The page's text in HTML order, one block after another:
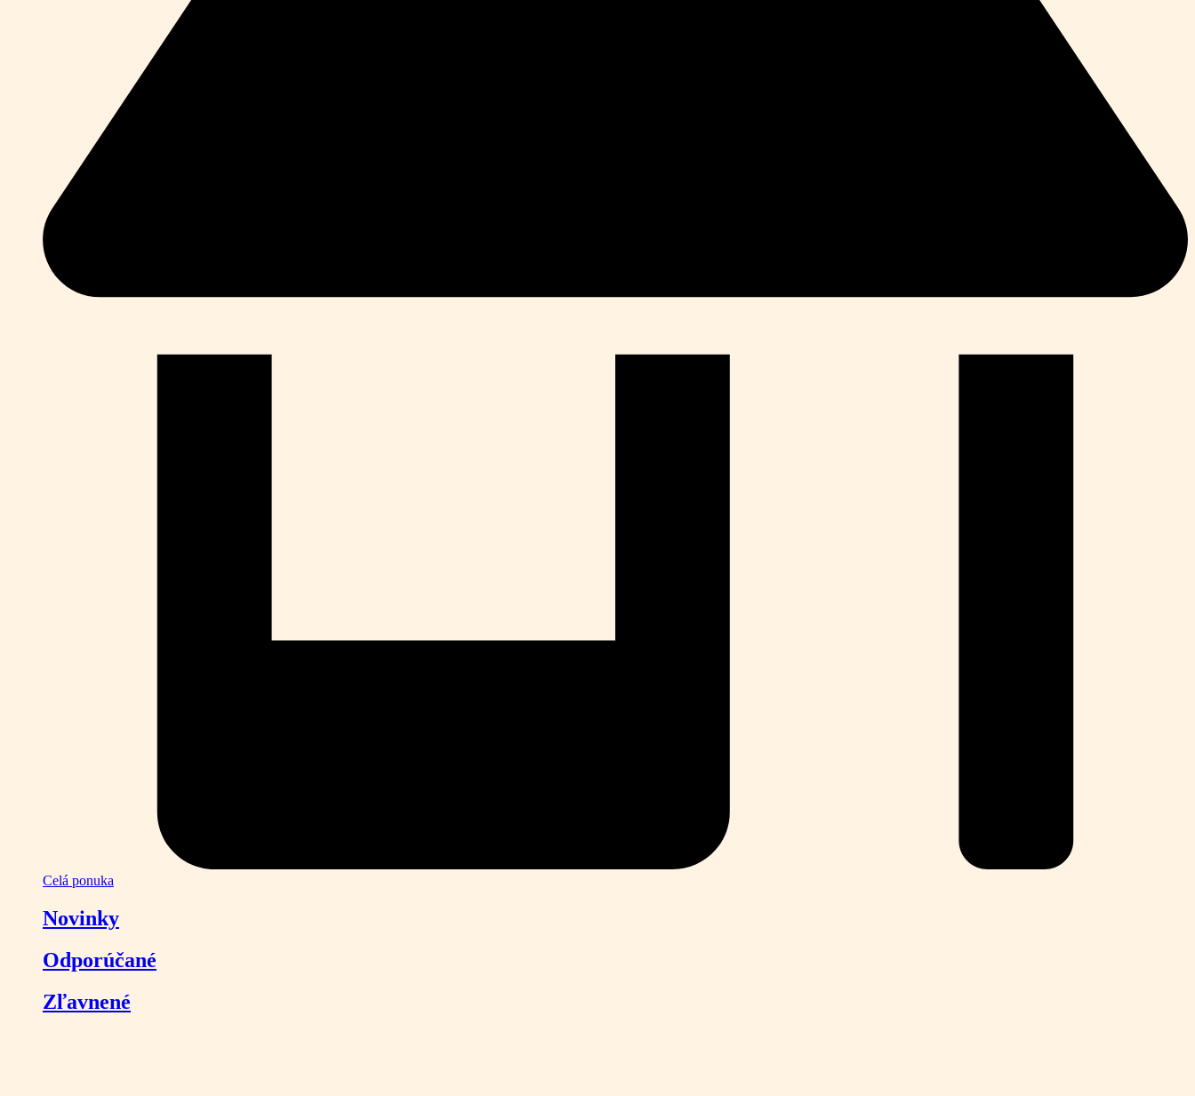
Celá ponuka
Novinky
Odporúčané
Zľavnené